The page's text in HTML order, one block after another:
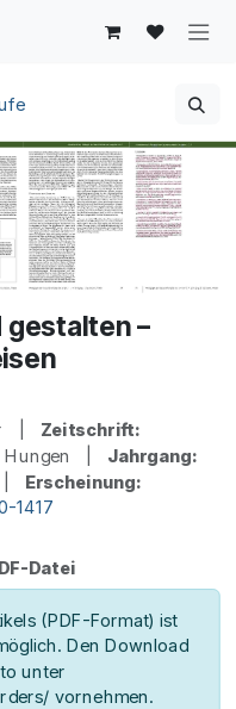
gestalten –
| Zeitschrift:
Hungen | Jahrgang:
| Erscheinung:
1417
Datei
(PDF-Format) ist
Den Download
unter
vornehmen.